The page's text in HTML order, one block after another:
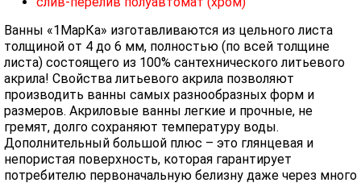
Ванны «1МарКа» изготавливаются из цельного листа
толщиной от 4 до 6 мм, полностью (по всей толщине
листа) состоящего из 100% сантехнического литьевого
акрила! Свойства литьевого акрила позволяют
производить ванны самых разнообразных форм и
размеров. Акриловые ванны легкие и прочные, не
гремят, долго сохраняют температуру воды.
Дополнительный большой плюс – это глянцевая и
непористая поверхность, которая гарантирует
потребителю первоначальную белизну даже через много